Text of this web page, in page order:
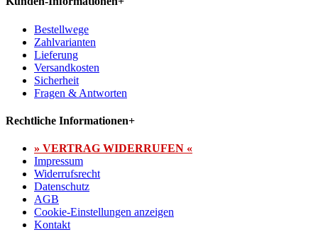
Bestellwege
Zahlvarianten
Lieferung
Versandkosten
Sicherheit
Fragen & Antworten
Rechtliche Informationen+
» VERTRAG WIDERRUFEN «
Impressum
Widerrufsrecht
Datenschutz
AGB
Cookie-Einstellungen anzeigen
Kontakt